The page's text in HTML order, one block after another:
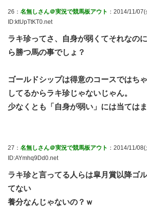
26： 名無しさん＠実況で競馬板アウト ：2014/11/
ID:ktUpTtKT0.net
ラキ珍ってさ、自身が弱くてそれなの
ら勝つ馬の事でしょ？
ゴールドシップは得意のコースではち
してるからラキ珍じゃないじゃん。
少なくとも「自身が弱い」には当ては
27： 名無しさん＠実況で競馬板アウト ：2014/11/
ID:AYmhq9Dd0.net
ラキ珍と言ってる人らは皐月賞以降ゴ
てない
養分なんじゃないの？ｗ